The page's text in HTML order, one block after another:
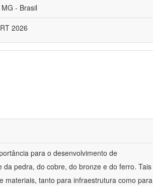
- Brasil
2026
para o desenvolvimento de
pedra, do cobre, do bronze e do ferro. Tais
materiais, tanto para infraestrutura como para